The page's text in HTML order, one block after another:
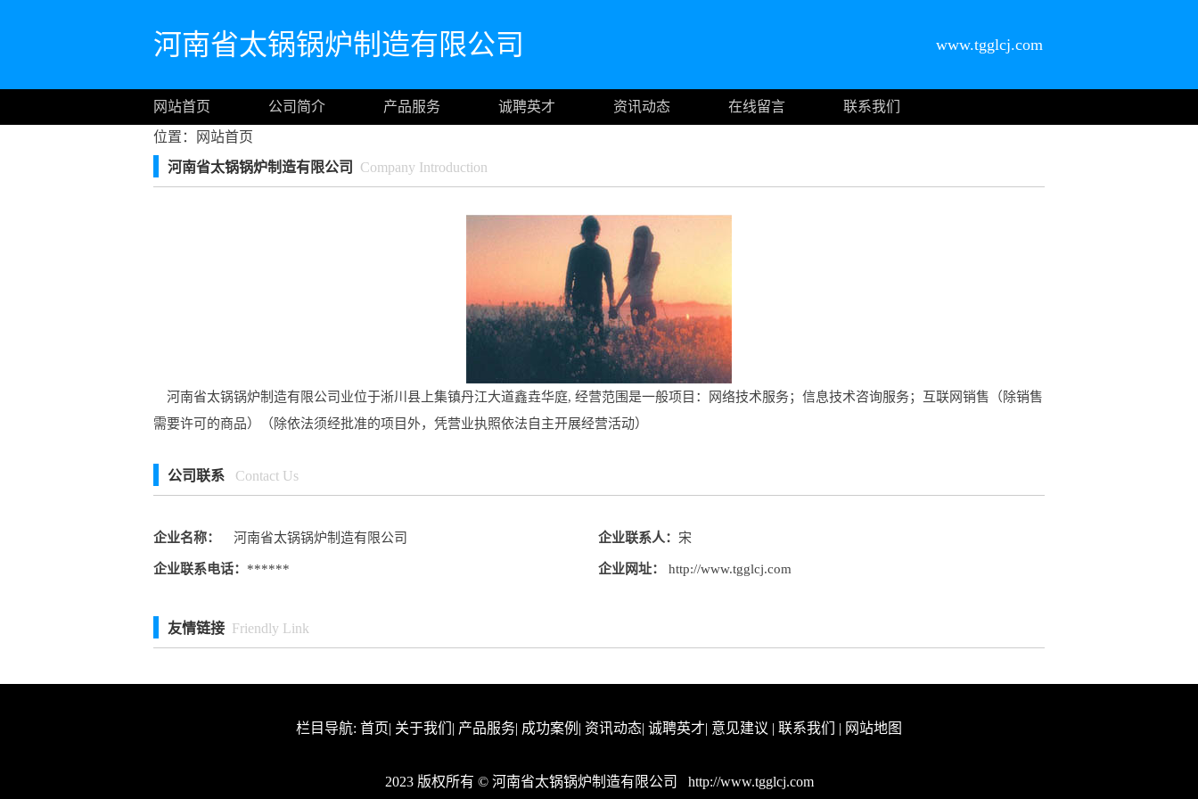
河南省太锅锅炉制造有限公司 www.tgglcj.com
网站首页 公司简介 产品服务 诚聘英才 资讯动态 在线留言
联系我们
位置：
网站首页
河南省太锅锅炉制造有限公司
Company Introduction
河南省太锅锅炉制造有限公司业位于淅川县上集镇丹江大道鑫垚华庭, 经营范围是一般项目：网络技术服务；信息技术咨询服务；互联网销售（除销售
需要许可的商品）（除依法须经批准的项目外，凭营业执照依法自主开展经营活动）
公司联系 Contact Us
企业名称： 河南省太锅锅炉制造有限公司 企业联系人： 宋
企业联系电话： ****** 企业网址： http://www.tgglcj.com
友情链接 Friendly Link
栏目导航: 首页| 关于我们 | 产品服务| 成功案例 | 资讯动态| 诚聘英才| 意见建议 | 联系我们 | 网站地图
2023 版权所有 © 河南省太锅锅炉制造有限公司 http://www.tgglcj.com